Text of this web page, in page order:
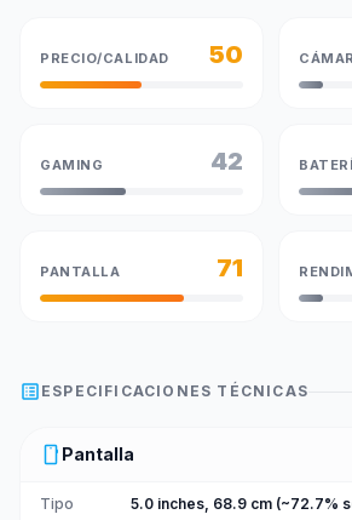
PRECIO/CALIDAD 50
GAMING 42
PANTALLA 71
list_alt ESPECIFICACIONES TÉCNICAS
smartphone Pantalla
Tipo 5.0 inches, 68.9 cm (~72.7%